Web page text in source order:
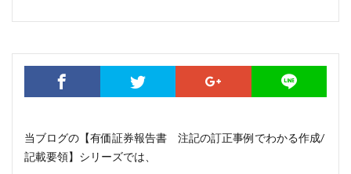
当ブログの【有価証券報告書 注記の訂正事例でわかる作成/
記載要領】シリーズでは、